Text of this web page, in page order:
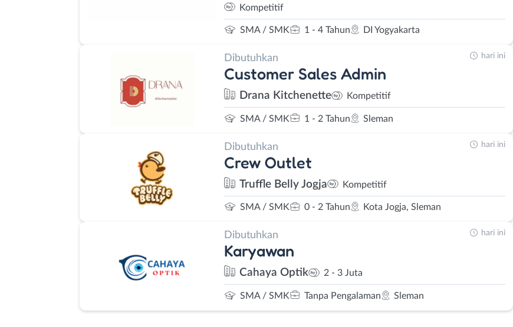
Kompetitif
SMA / SMK 1 - 4 Tahun DI Yogyakarta
Dibutuhkan
Customer Sales Admin
Drana Kitchenette Kompetitif
SMA / SMK 1 - 2 Tahun Sleman
hari ini
Dibutuhkan
Crew Outlet
Truffle Belly Jogja Kompetitif
SMA / SMK 0 - 2 Tahun Kota Jogja, Sleman
hari ini
Dibutuhkan
Karyawan
Cahaya Optik 2 - 3 Juta
SMA / SMK Tanpa Pengalaman Sleman
hari ini